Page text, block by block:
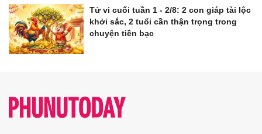
Tử vi cuối tuần 1 - 2/8: 2 con giáp tài lộc
khởi sắc, 2 tuổi cần thận trọng trong
chuyện tiền bạc